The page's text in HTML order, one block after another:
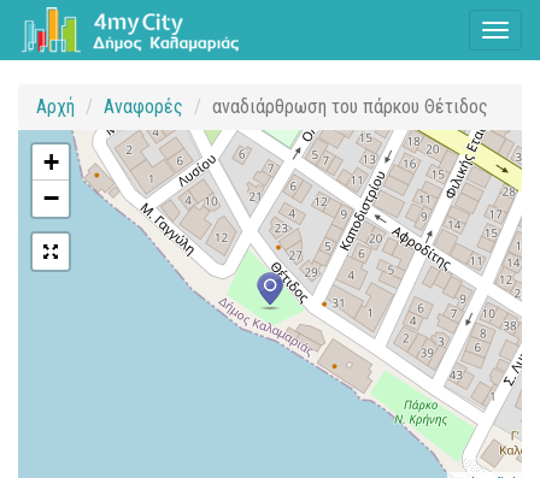
Αρχή Αναφορές αναδιάρθρωση του πάρκου Θέτιδος
+
−